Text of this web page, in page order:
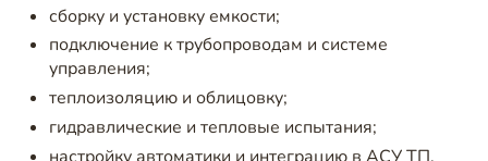
сборку и установку емкости;
подключение к трубопроводам и системе
управления;
теплоизоляцию и облицовку;
гидравлические и тепловые испытания;